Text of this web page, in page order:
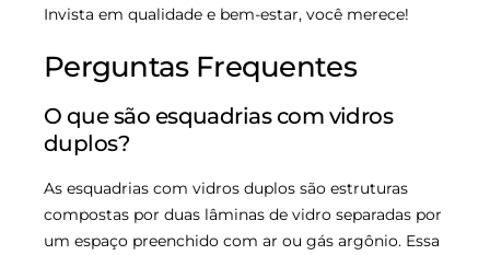
Invista em qualidade e bem-estar, você merece!
Perguntas Frequentes
O que são esquadrias com vidros
duplos?
As esquadrias com vidros duplos são estruturas
compostas por duas lâminas de vidro separadas por
um espaço preenchido com ar ou gás argônio. Essa